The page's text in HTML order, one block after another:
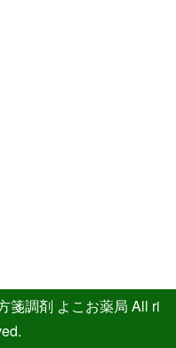
箋調剤 よこお薬局 All ri